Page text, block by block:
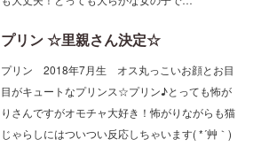
プリン 2018年7月生 オス丸っこいお顔とお目
目がキュートなプリンス☆プリン♪とっても怖が
りさんですがオモチャ大好き！怖がりながらも猫
じゃらしにはついつい反応しちゃいます( *´艸｀)
猫さんとは仲良くできますので先住猫…